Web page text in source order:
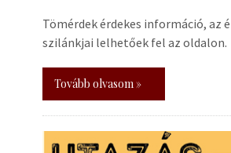
Tömérdek érdekes információ, az
szilánkjai lelhetőek fel az oldalon.
Tovább olvasom »